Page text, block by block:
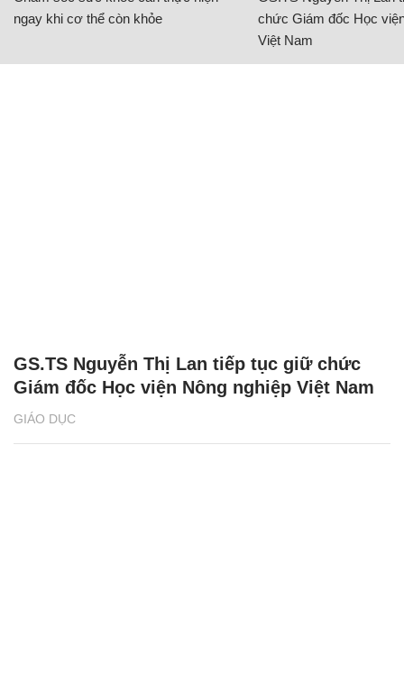
ngay khi cơ thể còn khỏe
chức Giám đốc Học
Việt Nam
GIÁO DỤC
GS.TS Nguyễn Thị Lan tiếp tục giữ chức
Giám đốc Học viện Nông nghiệp Việt Nam